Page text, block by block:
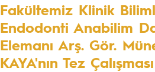
Fakültemiz Klinik
Endodonti Anabilim
Elemanı Arş. Gör.
KAYA'nın Tez Çalışması